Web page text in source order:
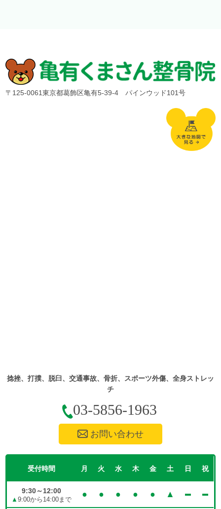
〒125-0061東京都葛飾区亀有5-39-4 パインウッド101号
捻挫、打撲、脱臼、交通事故、骨折、スポーツ外傷、全身ストレッ
チ
03-5856-1963
お問い合わせ
受付時間 月 火 水 木 金 土 日 祝
9:30～12:00
▲9:00から14:00まで
● ● ● ● ● ▲